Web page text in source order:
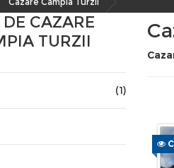
CAZARE
TURZII
(1)